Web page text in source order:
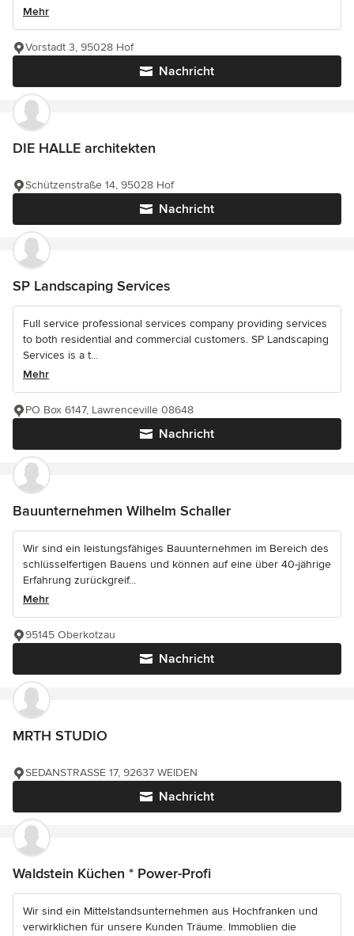
Mehr
Nachricht
Vorstadt 3, 95028 Hof
DIE HALLE architekten
Nachricht
Schützenstraße 14, 95028 Hof
SP Landscaping Services
Full service professional services company providing services
to both residential and commercial customers. SP Landscaping
Services is a t...
Mehr
Nachricht
PO Box 6147, Lawrenceville 08648
Bauunternehmen Wilhelm Schaller
Wir sind ein leistungsfähiges Bauunternehmen im Bereich des
schlüsselfertigen Bauens und können auf eine über 40-jährige
Erfahrung zurückgreif...
Mehr
Nachricht
95145 Oberkotzau
MRTH STUDIO
Nachricht
SEDANSTRASSE 17, 92637 WEIDEN
Waldstein Küchen * Power-Profi
Wir sind ein Mittelstandsunternehmen aus Hochfranken und
verwirklichen für unsere Kunden Träume. Immoblien die